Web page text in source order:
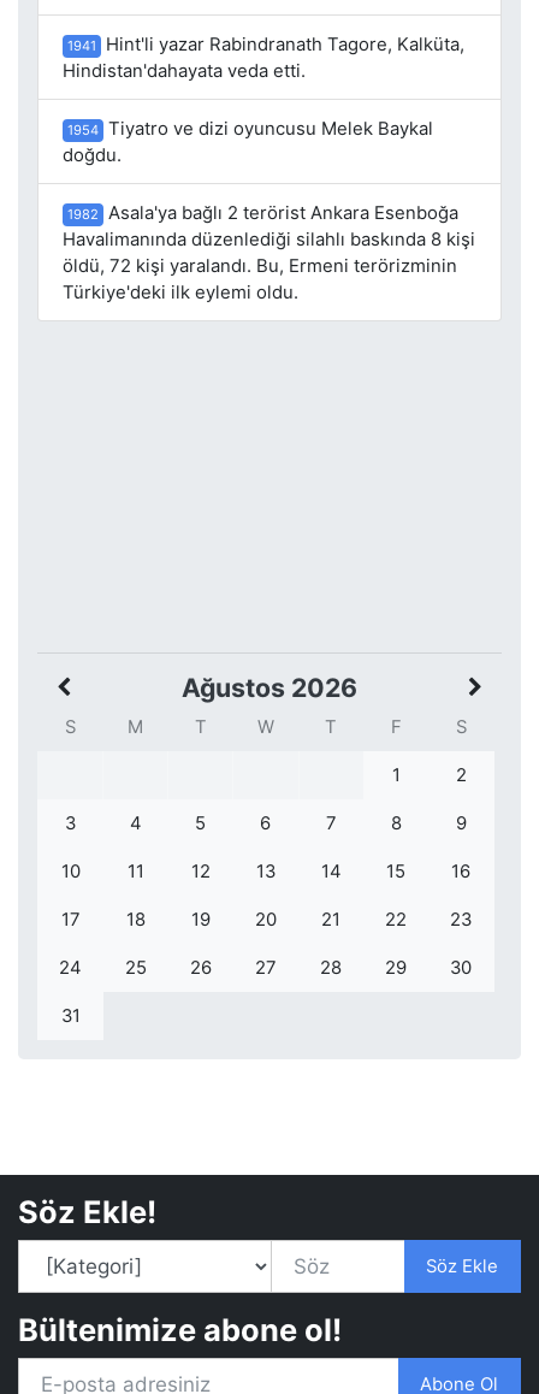
1941
Hint'li yazar Rabindranath Tagore, Kalküta,
Hindistan'dahayata veda etti.
1954 Tiyatro ve dizi oyuncusu Melek Baykal
doğdu.
1982
Asala'ya bağlı 2 terörist Ankara Esenboğa
Havalimanında düzenlediği silahlı baskında 8 kişi
öldü, 72 kişi yaralandı. Bu, Ermeni terörizminin
Türkiye'deki ilk eylemi oldu.
Ağustos 2026
S M T W T F S
1 2
3 4 5 6 7 8 9
10 11 12 13 14 15 16
17 18 19 20 21 22 23
24 25 26 27 28 29 30
31
Söz Ekle!
Söz Ekle
Bültenimize abone ol!
Abone Ol